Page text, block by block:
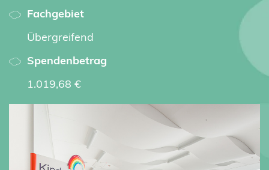
Fachgebiet
Übergreifend
Spendenbetrag
1.019,68 €